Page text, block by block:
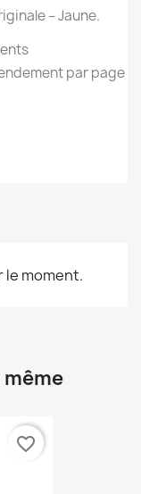
– Jaune.
par page
le moment.
favorite_border